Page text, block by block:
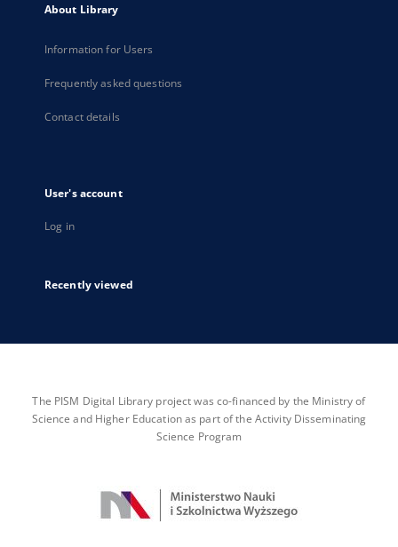
About Library
Information for Users
Frequently asked questions
Contact details
User's account
Log in
Recently viewed
The PISM Digital Library project was co-financed by the Ministry of
Science and Higher Education as part of the Activity Disseminating
Science Program